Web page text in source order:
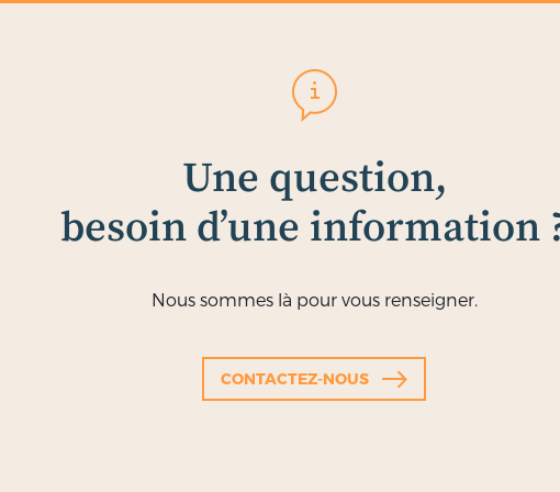
Une question,
besoin d’une information
Nous sommes là pour vous renseigner.
CONTACTEZ-NOUS